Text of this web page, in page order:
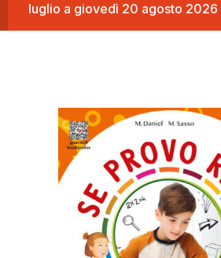
luglio a giovedì 20 agosto 2026